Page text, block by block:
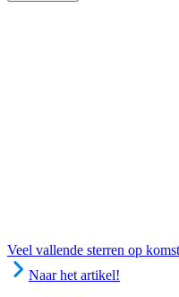
Veel vallende sterren op
Naar het artikel!